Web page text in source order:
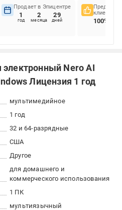
Продает в Эпицентре
1
год
2
месяца
29
дней
клиентов
100%
Nero AI
Лицензия 1 год
мультимедийное
1 год
32 и 64-разрядные
США
Другое
для домашнего и
коммерческого использования
1 ПК
мультиязычный